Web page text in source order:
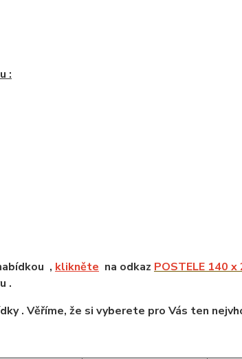
:
, klikněte na odkaz POSTELE 140 x
.
. Věříme, že si vyberete pro Vás ten